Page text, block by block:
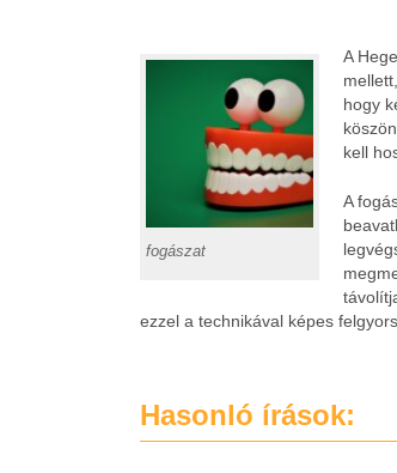
fogászat
A
hogy
kell
A
ezzel a technikával képes
Hasonló írások: